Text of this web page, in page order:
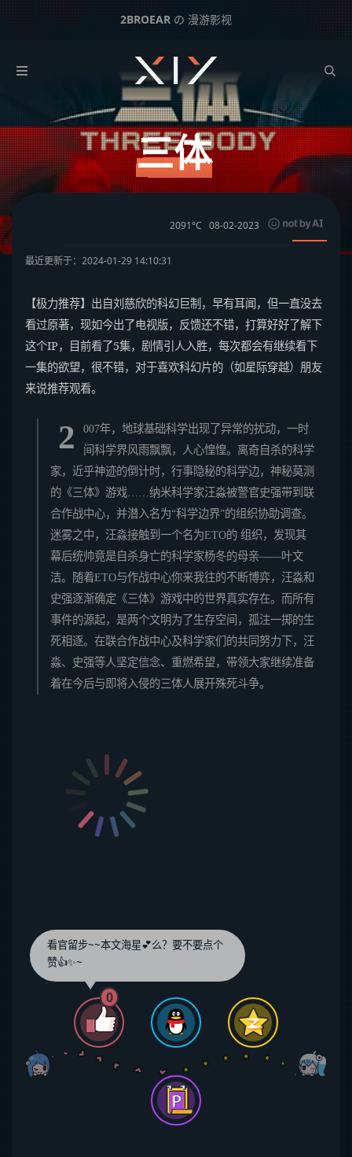
2BROEAR の 漫游影视
三体
下一篇： 中国奇谭
三体
2091°C 08-02-2023
最近更新于：2024-01-29 14:10:31
【极力推荐】出自刘慈欣的科幻巨制，早有耳闻，但一直没去
看过原著，现如今出了电视版，反馈还不错，打算好好了解下
这个IP，目前看了5集，剧情引人入胜，每次都会有继续看下
一集的欲望，很不错，对于喜欢科幻片的（如星际穿越）朋友
来说推荐观看。
2
007年，地球基础科学出现了异常的扰动，一时
间科学界风雨飘飘，人心惶惶。离奇自杀的科学
家，近乎神迹的倒计时，行事隐秘的科学边，神秘莫测
的《三体》游戏……纳米科学家汪淼被警官史强带到联
合作战中心，并潜入名为“科学边界”的组织协助调查。
迷雾之中，汪淼接触到一个名为ETO的 组织，发现其
幕后统帅竟是自杀身亡的科学家杨冬的母亲——叶文
洁。随着ETO与作战中心你来我往的不断博弈，汪淼和
史强逐渐确定《三体》游戏中的世界真实存在。而所有
事件的源起，是两个文明为了生存空间，孤注一掷的生
死相逐。在联合作战中心及科学家们的共同努力下，汪
淼、史强等人坚定信念、重燃希望，带领大家继续准备
着在今后与即将入侵的三体人展开殊死斗争。
看官留步~~本文海星💕么？要不要点个
赞👍✨~
0